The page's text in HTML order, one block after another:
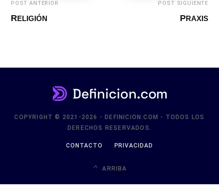
POST ANTERIOR
RELIGIÓN
POST SIGUIENTE
PRAXIS
COPYRIGHT © 2021-2026 - DEFINICION.COM - TODOS LOS
DERECHOS RESERVADOS.
CONTACTO PRIVACIDAD
ARRIBA